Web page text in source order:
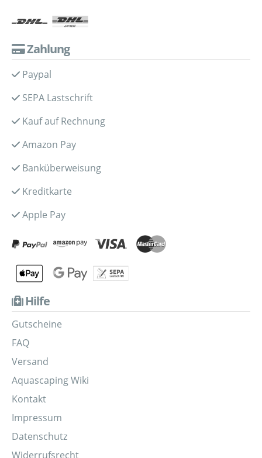
Zahlung
Paypal
SEPA Lastschrift
Kauf auf Rechnung
Amazon Pay
Banküberweisung
Kreditkarte
Apple Pay
Hilfe
Gutscheine
FAQ
Versand
Aquascaping Wiki
Kontakt
Impressum
Datenschutz
Widerrufsrecht